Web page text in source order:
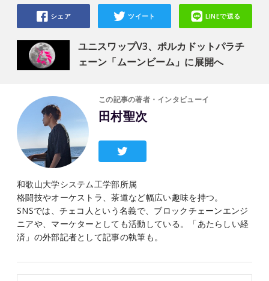
ユニスワップV3、ポルカドットパラチ
ェーン「ムーンビーム」に展開へ
シェア ツイート LINEで送る
この記事の著者・インタビューイ
田村聖次
和歌山大学システム工学部所属
格闘技やオーケストラ、茶道など幅広い趣味を持つ。
SNSでは、チェコ人という名義で、ブロックチェーンエンジ
ニアや、マーケターとしても活動している。「あたらしい経
済」の外部記者として記事の執筆も。